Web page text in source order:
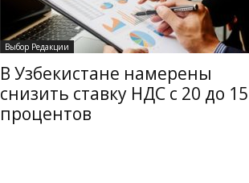
Выбор Редакции
В Узбекистане намерены
снизить ставку НДС с 20 до 15
процентов